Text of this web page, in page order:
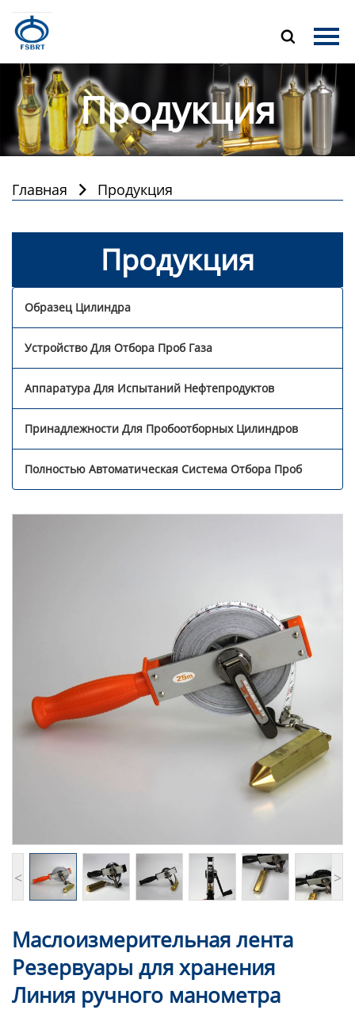

Главная
Продукция
О Нас
Новости
Продукция
Главная  Продукция
Продукция
Образец Цилиндра
Устройство Для Отбора Проб Газа
Аппаратура Для Испытаний Нефтепродуктов
Принадлежности Для Пробоотборных Цилиндров
Полностью Автоматическая Система Отбора Проб
< >
Маслоизмерительная лента
Резервуары для хранения
Линия ручного манометра